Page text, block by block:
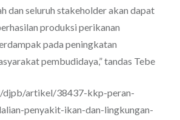
dan seluruh stakeholder akan dapat
produksi perikanan
pada peningkatan
pembudidaya,” tandas Tebe
artikel/38437-kkp-peran-
penyakit-ikan-dan-lingkungan-